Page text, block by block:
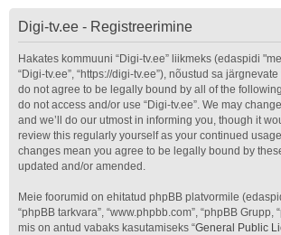
Digi-tv.ee - Registreerimine
Hakates kommuuni “Digi-tv.ee” liikmeks (edaspidi
“Digi-tv.ee”, “https://digi-tv.ee”), nõustud sa
do not agree to be legally bound by all of the
do not access and/or use “Digi-tv.ee”. We may
and we’ll do our utmost in informing you, though it
review this regularly yourself as your continued usage
changes mean you agree to be legally bound by
updated and/or amended.
Meie foorumid on ehitatud phpBB platvormile
“phpBB tarkvara”, “www.phpbb.com”, “phpBB Grupp,
mis on antud vabaks kasutamiseks “General Public